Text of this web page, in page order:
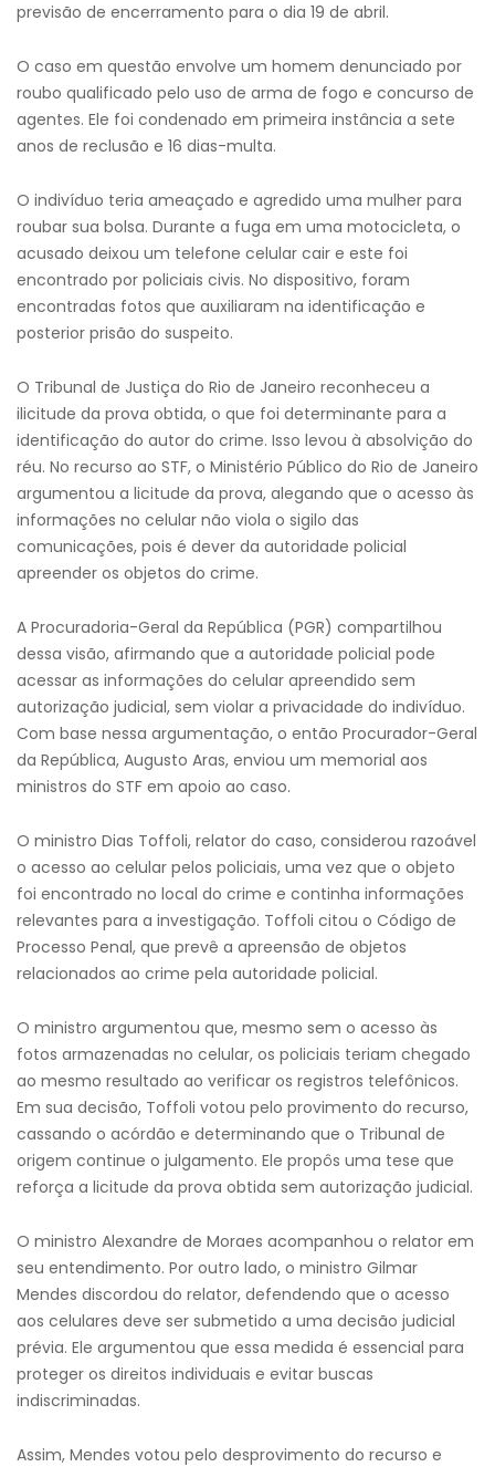
previsão de encerramento para o dia 19 de abril.
O caso em questão envolve um homem denunciado por
roubo qualificado pelo uso de arma de fogo e concurso de
agentes. Ele foi condenado em primeira instância a sete
anos de reclusão e 16 dias-multa.
O indivíduo teria ameaçado e agredido uma mulher para
roubar sua bolsa. Durante a fuga em uma motocicleta, o
acusado deixou um telefone celular cair e este foi
encontrado por policiais civis. No dispositivo, foram
encontradas fotos que auxiliaram na identificação e
posterior prisão do suspeito.
O Tribunal de Justiça do Rio de Janeiro reconheceu a
ilicitude da prova obtida, o que foi determinante para a
identificação do autor do crime. Isso levou à absolvição do
réu. No recurso ao STF, o Ministério Público do Rio de Janeiro
argumentou a licitude da prova, alegando que o acesso às
informações no celular não viola o sigilo das
comunicações, pois é dever da autoridade policial
apreender os objetos do crime.
A Procuradoria-Geral da República (PGR) compartilhou
dessa visão, afirmando que a autoridade policial pode
acessar as informações do celular apreendido sem
autorização judicial, sem violar a privacidade do indivíduo.
Com base nessa argumentação, o então Procurador-Geral
da República, Augusto Aras, enviou um memorial aos
ministros do STF em apoio ao caso.
O ministro Dias Toffoli, relator do caso, considerou razoável
o acesso ao celular pelos policiais, uma vez que o objeto
foi encontrado no local do crime e continha informações
relevantes para a investigação. Toffoli citou o Código de
Processo Penal, que prevê a apreensão de objetos
relacionados ao crime pela autoridade policial.
O ministro argumentou que, mesmo sem o acesso às
fotos armazenadas no celular, os policiais teriam chegado
ao mesmo resultado ao verificar os registros telefônicos.
Em sua decisão, Toffoli votou pelo provimento do recurso,
cassando o acórdão e determinando que o Tribunal de
origem continue o julgamento. Ele propôs uma tese que
reforça a licitude da prova obtida sem autorização judicial.
O ministro Alexandre de Moraes acompanhou o relator em
seu entendimento. Por outro lado, o ministro Gilmar
Mendes discordou do relator, defendendo que o acesso
aos celulares deve ser submetido a uma decisão judicial
prévia. Ele argumentou que essa medida é essencial para
proteger os direitos individuais e evitar buscas
indiscriminadas.
Assim, Mendes votou pelo desprovimento do recurso e